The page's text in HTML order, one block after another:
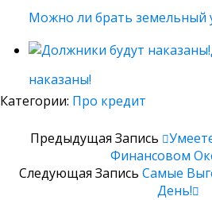
Можно ли брать земельный
наказаны!
Категории: Про кредит
Предыдущая Запись
Финансовом
Следующая Запись Самые
День!